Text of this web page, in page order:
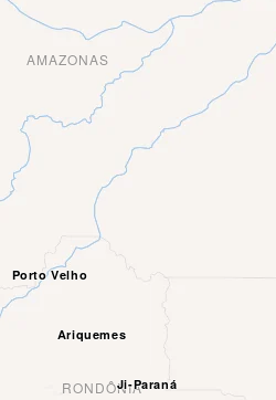
RONDÔNIAJi-Paraná
Porto Velho
Ariquemes
AMAZONAS